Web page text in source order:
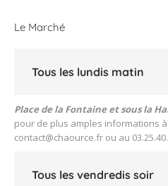
Le Marché
Tous les lundis matin
Place de la Fontaine et sous la
pour de plus amples informations
contact@chaource.fr ou au
Tous les vendredis soir